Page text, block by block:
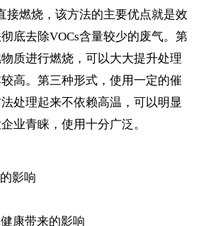
接燃烧，该方法的主要优点就是效
底去除VOCs含量较少的废气。第
质进行燃烧，可以大大提升处理
高。第三种形式，使用一定的催
处理起来不依赖高温，可以明显
业青睐，使用十分广泛。
影响
康带来的影响